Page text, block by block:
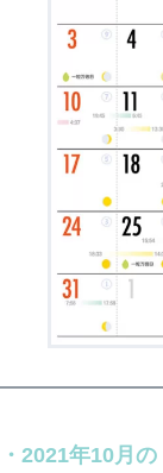
・2021年10月